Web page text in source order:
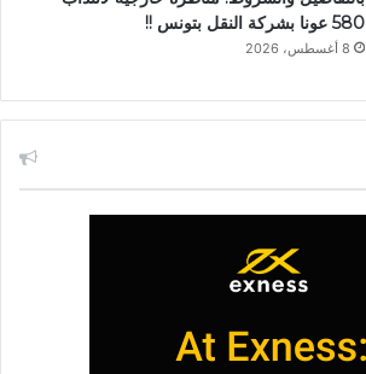
580 عونا بشركة النقل بتونس !!
8 أغسطس، 2026